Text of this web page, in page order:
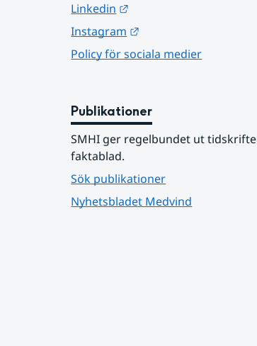
Linkedin
Instagram
Policy för sociala medier
Publikationer
SMHI ger regelbundet ut
faktablad.
Sök publikationer
Nyhetsbladet Medvind